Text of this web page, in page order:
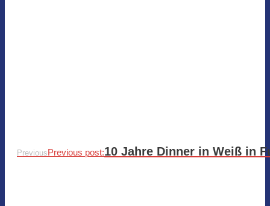
PreviousPrevious post:10 Jahre Dinner in Weiß in